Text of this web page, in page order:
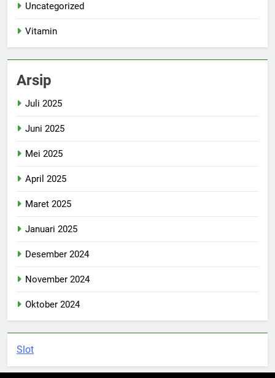
Uncategorized
Vitamin
Arsip
Juli 2025
Juni 2025
Mei 2025
April 2025
Maret 2025
Januari 2025
Desember 2024
November 2024
Oktober 2024
Slot